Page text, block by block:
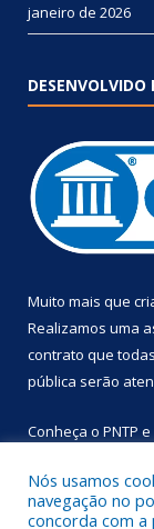
janeiro de 2026
DESENVOLVIDO
Muito mais que
Realizamos uma
contrato que
pública serão
Conheça o PNTP e
Nós usamos
navegação no
concorda com a